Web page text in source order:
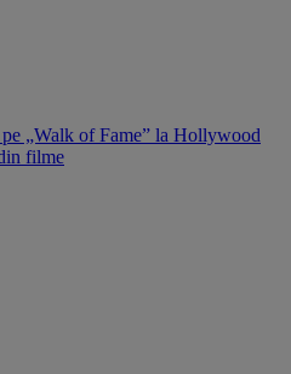
„Walk of Fame” la Hollywood
filme